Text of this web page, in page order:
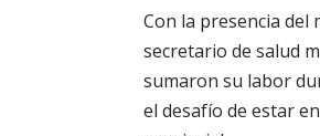
Con la presencia del
secretario de salud
sumaron su labor
el desafío de estar